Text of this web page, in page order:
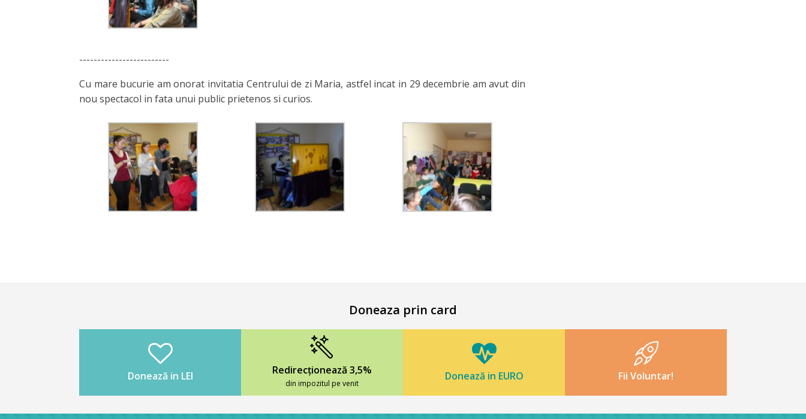
-------------------------
Cu mare bucurie am onorat invitatia Centrului de zi Maria, astfel incat in 29 decembrie am avut din
nou spectacol in fata unui public prietenos si curios.
Doneaza prin card
Donează in LEI Redirecționează 3,5%
din impozitul pe venit
Donează in EURO Fii Voluntar!